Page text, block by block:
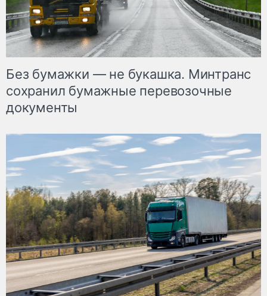
Без бумажки — не букашка. Минтранс
сохранил бумажные перевозочные
документы